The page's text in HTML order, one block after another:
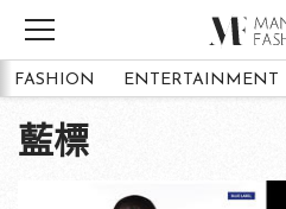
FASHION ENTERTAINMENT
藍標